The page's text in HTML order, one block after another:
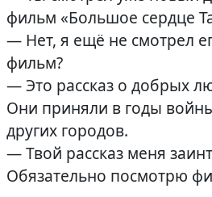
фильм «Большое сердце
— Нет, я ещё не смотрел
фильм?
— Это рассказ о добрых
Они приняли в годы
других городов.
— Твой рассказ меня
Обязательно посмотрю